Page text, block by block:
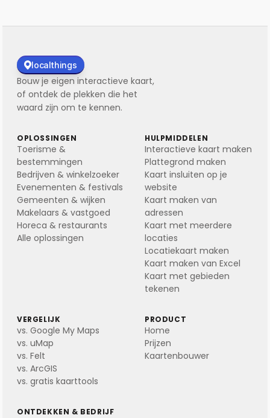
localthings
Bouw je eigen interactieve kaart,
of ontdek de plekken die het
waard zijn om te kennen.
OPLOSSINGEN
Toerisme &
bestemmingen
Bedrijven & winkelzoeker
Evenementen & festivals
Gemeenten & wijken
Makelaars & vastgoed
Horeca & restaurants
Alle oplossingen
HULPMIDDELEN
Interactieve kaart maken
Plattegrond maken
Kaart insluiten op je
website
Kaart maken van
adressen
Kaart met meerdere
locaties
Locatiekaart maken
Kaart maken van Excel
Kaart met gebieden
tekenen
VERGELIJK
vs. Google My Maps
vs. uMap
vs. Felt
vs. ArcGIS
vs. gratis kaarttools
PRODUCT
Home
Prijzen
Kaartenbouwer
ONTDEKKEN & BEDRIJF